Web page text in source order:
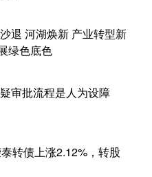
退 河湖焕新 产业转型新
绿色底色
审批流程是人为设障
转债上涨2.12%，转股